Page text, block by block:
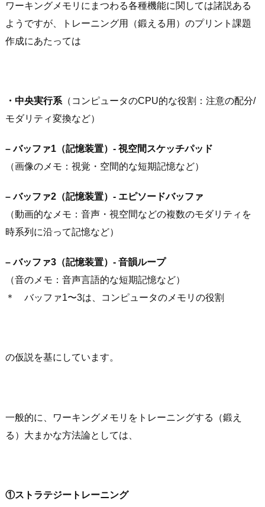
ワーキングメモリにまつわる各種機能に関しては諸説ある
ようですが、トレーニング用（鍛える用）のプリント課題
作成にあたっては
・中央実行系 （コンピュータのCPU的な役割：注意の配分/
モダリティ変換など）
– バッファ1（記憶装置）- 視空間スケッチパッド
（画像のメモ：視覚・空間的な短期記憶など）
– バッファ2（記憶装置）- エピソードバッファ
（動画的なメモ：音声・視空間などの複数のモダリティを
時系列に沿って記憶など）
– バッファ3（記憶装置）- 音韻ループ
（音のメモ：音声言語的な短期記憶など）
＊ バッファ1〜3は、コンピュータのメモリの役割
の仮説を基にしています。
一般的に、ワーキングメモリをトレーニングする（鍛え
る）大まかな方法論としては、
①ストラテジートレーニング